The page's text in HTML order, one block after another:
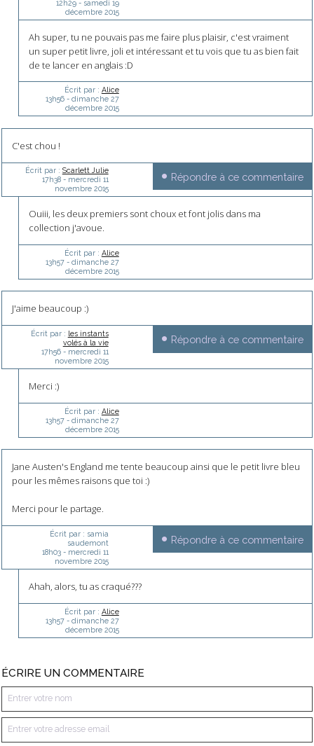
12h29- samedi 19
décembre 2015
Ah super, tu ne pouvais pas me faire plus plaisir, c'est vraiment
un super petit livre, joli et intéressant et tu vois que tu as bien fait
de te lancer en anglais :D
Écrit par : Alice
13h56- dimanche 27
décembre 2015
C'est chou !
Écrit par : Scarlett Julie
17h38- mercredi 11
novembre 2015
Répondre à ce commentaire
Ouiii, les deux premiers sont choux et font jolis dans ma
collection j'avoue.
Écrit par : Alice
13h57- dimanche 27
décembre 2015
J'aime beaucoup :)
Écrit par : les instants
volés à la vie
17h56- mercredi 11
novembre 2015
Répondre à ce commentaire
Merci :)
Écrit par : Alice
13h57- dimanche 27
décembre 2015
Jane Austen's England me tente beaucoup ainsi que le petit livre bleu
pour les mêmes raisons que toi :)
Merci pour le partage.
Écrit par : samia
saudemont
18h03- mercredi 11
novembre 2015
Répondre à ce commentaire
Ahah, alors, tu as craqué???
Écrit par : Alice
13h57- dimanche 27
décembre 2015
ÉCRIRE UN COMMENTAIRE